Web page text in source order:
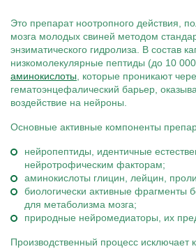
Это препарат ноотропного действия,
мозга молодых свиней методом
энзиматического гидролиза. В состав
низкомолекулярные пептиды (до 10
аминокислоты , которые проникают
гематоэнцефалический барьер,
воздействие на нейроны.
Основные активные компоненты
нейропептиды, идентичные
нейротрофическим факторам;
аминокислоты глицин, лейцин,
биологически активные фрагменты
для метаболизма мозга;
природные нейромедиаторы, их
Производственный процесс исключает